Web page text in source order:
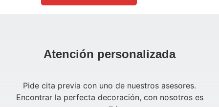
Atención personalizada
Pide cita previa con uno de nuestros asesores.
Encontrar la perfecta decoración, con nosotros es